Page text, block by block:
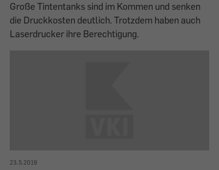
Große Tintentanks sind im Kommen und senken
die Druckkosten deutlich. Trotzdem haben auch
Laserdrucker ihre Berechtigung.
23.5.2019